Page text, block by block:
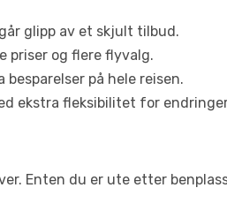
glipp av et skjult tilbud.
priser og flere flyvalg.
på hele reisen.
ekstra fleksibilitet for
Enten du er ute etter